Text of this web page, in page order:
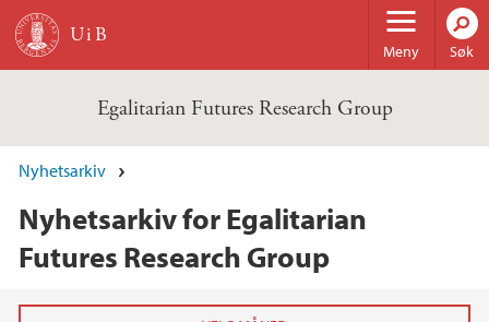
Hopp til hovedinnhold
Meny Søk
Egalitarian Futures Research Group
Nyhetsarkiv
Nyhetsarkiv for Egalitarian
Futures Research Group